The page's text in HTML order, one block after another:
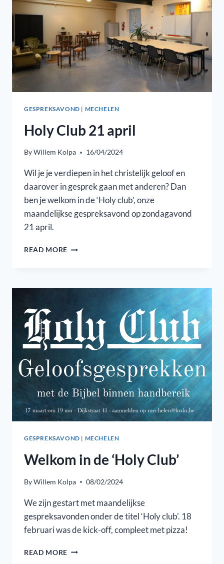
GESPREKSAVOND | MECHELEN
Holy Club 21 april
ByWillem Kolpa 16/04/2024
Wil je je verdiepen in het christelijk geloof en
daarover in gesprek gaan met anderen? Dan
ben je welkom in de ‘Holy club’, onze
maandelijkse gespreksavond op zondagavond
21 april.
READ MORE HOLY
GESPREKSAVOND | MECHELEN
Welkom in de ‘Holy Club’
ByWillem Kolpa 08/02/2024
We zijn gestart met maandelijkse
gespreksavonden onder de titel ‘Holy club’. 18
februari was de kick-off, compleet met pizza!
READ MORE WELKOM